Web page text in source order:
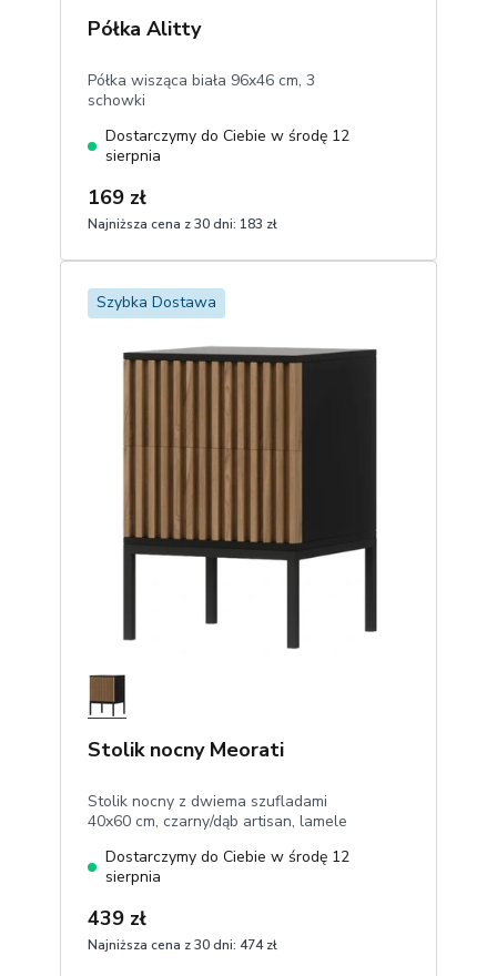
Półka Alitty
Półka wisząca biała 96x46 cm, 3
schowki
Dostarczymy do Ciebie w środę 12
sierpnia
169 zł
Najniższa cena z 30 dni: 183 zł
1
Szybka Dostawa
Stolik nocny Meorati
Stolik nocny z dwiema szufladami
40x60 cm, czarny/dąb artisan, lamele
Dostarczymy do Ciebie w środę 12
sierpnia
439 zł
Najniższa cena z 30 dni: 474 zł
1